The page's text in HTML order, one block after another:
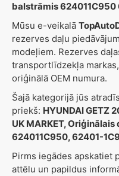
balstrāmis
Mūsu e-veikalā
rezerves daļu
modeļiem. Rezerves
transportlīdzekļa
oriģinālā OEM numura.
Šajā kategorijā jūs
priekš: HYUNDAI GETZ
UK MARKET,
624011C950, 62401-
Pirms iegādes apskatiet
attēlu un papildus